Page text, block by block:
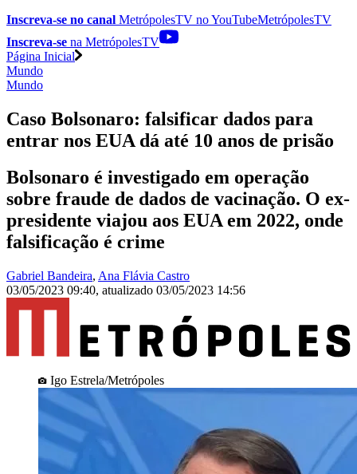
Inscreva-se no canal MetrópolesTV noYouTubeMetrópolesTV
Inscreva-se na MetrópolesTV
Página Inicial
Mundo
Mundo
Caso Bolsonaro: falsificar dados para
entrar nos EUA dá até 10 anos de prisão
Bolsonaro é investigado em operação
sobre fraude de dados de vacinação. O ex-
presidente viajou aos EUA em 2022, onde
falsificação é crime
Gabriel Bandeira, Ana Flávia Castro
03/05/2023 09:40, atualizado 03/05/2023 14:56
Igo Estrela/Metrópoles